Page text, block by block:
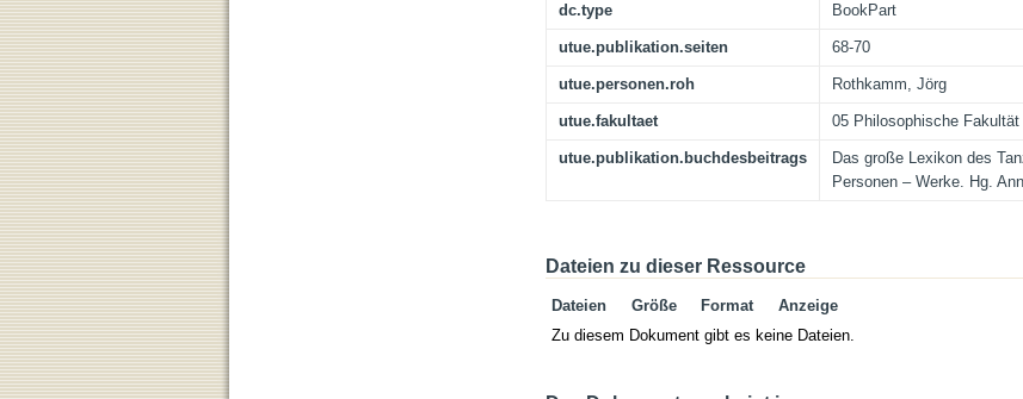
dc.type BookPart
utue.publikation.seiten 68-70
utue.personen.roh Rothkamm, Jörg
utue.fakultaet 05 Philosophische Fakultät
utue.publikation.buchdesbeitrags
Das große Lexikon des
Personen – Werke. Hg.
Dateien zu dieser Ressource
Dateien Größe Format
Anzeige
Zu diesem Dokument gibt es keine Dateien.